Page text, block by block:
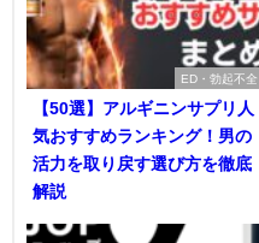
ED・勃起不全
【50選】アルギニンサプリ人
気おすすめランキング！男の
活力を取り戻す選び方を徹底
解説